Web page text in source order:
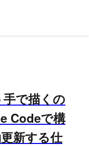
で描くの
Codeで構
新する仕